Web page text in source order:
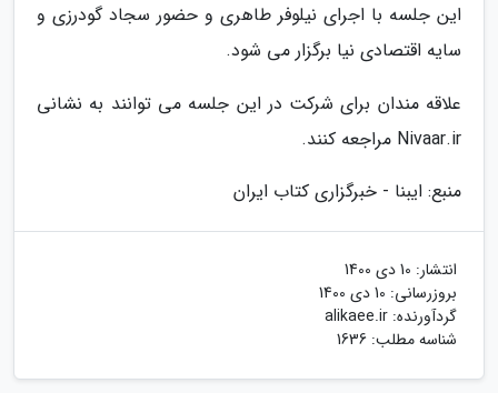
این جلسه با اجرای نیلوفر طاهری و حضور سجاد گودرزی و
سایه اقتصادی نیا برگزار می شود.
علاقه مندان برای شرکت در این جلسه می توانند به نشانی
Nivaar.ir مراجعه کنند.
منبع: ایبنا - خبرگزاری کتاب ایران
انتشار: 10 دی 1400
بروزرسانی: 10 دی 1400
گردآورنده: alikaee.ir
شناسه مطلب: 1636